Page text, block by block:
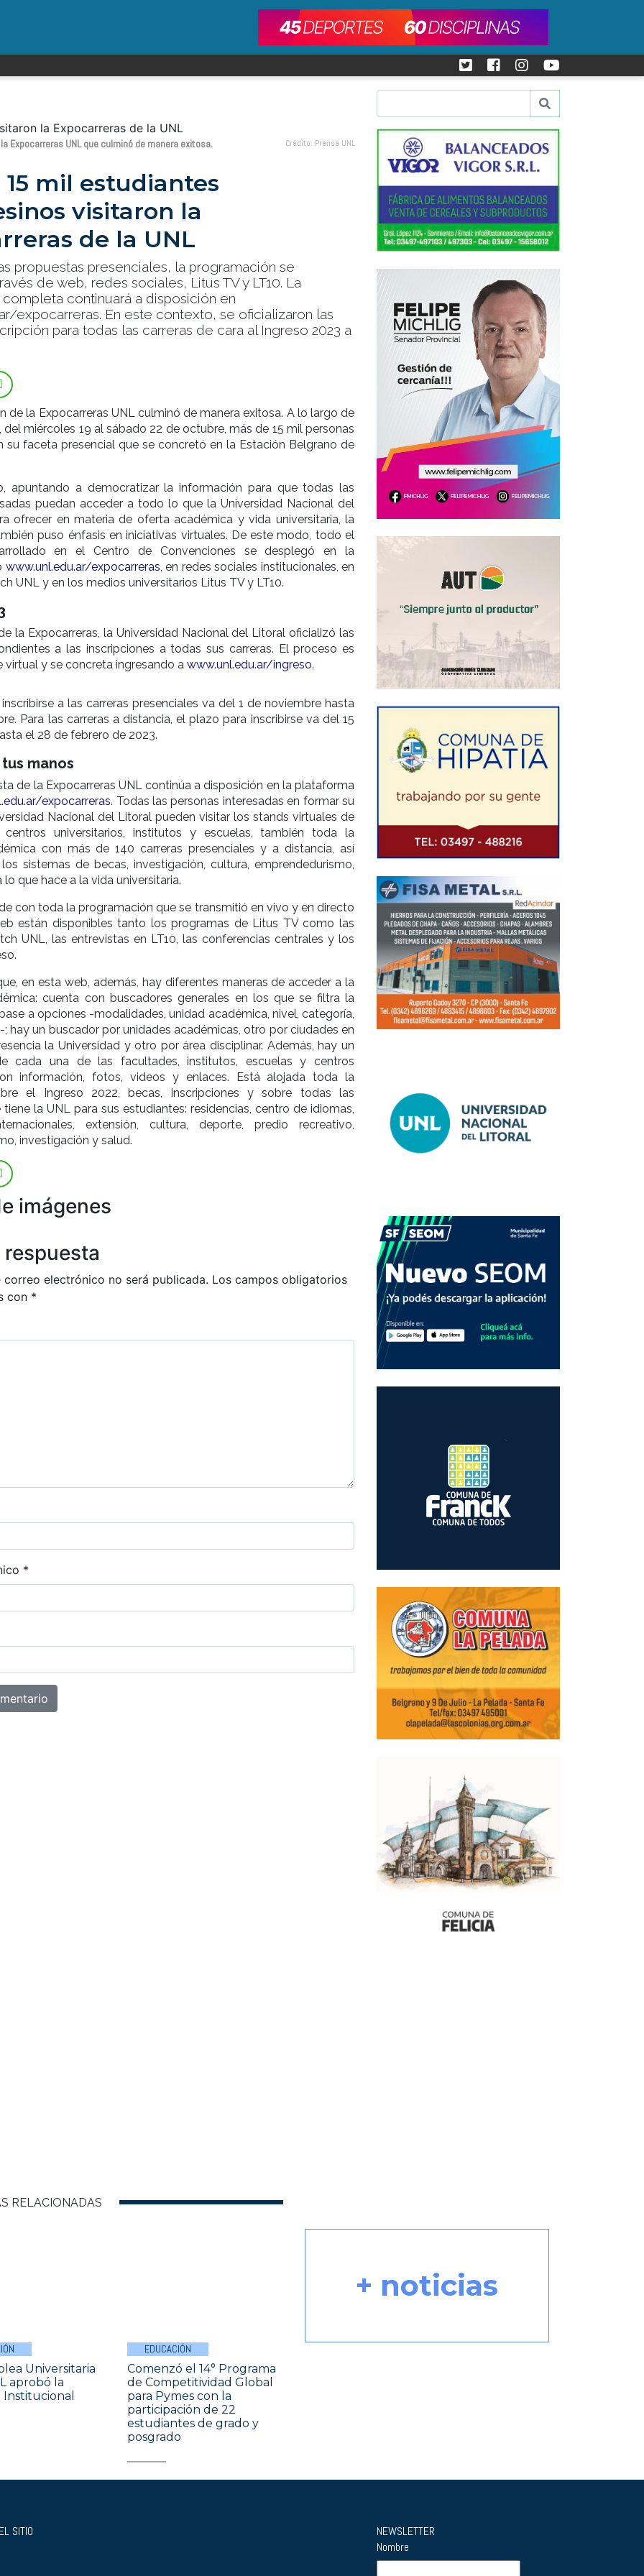
Expocarreras UNL que culminó de manera exitosa. Crédito: Prensa UNL
15 mil estudiantes
visitaron la
de la UNL
propuestas presenciales, la programación se
de web, redes sociales, Litus TV y LT10. La
continuará a disposición en
expocarreras. En este contexto, se oficializaron las
para todas las carreras de cara al Ingreso 2023 a
de la Expocarreras UNL culminó de manera exitosa. A lo largo de
del miércoles 19 al sábado 22 de octubre, más de 15 mil personas
su faceta presencial que se concretó en la Estación Belgrano de
apuntando a democratizar la información para que todas las
puedan acceder a todo lo que la Universidad Nacional del
ofrecer en materia de oferta académica y vida universitaria, la
puso énfasis en iniciativas virtuales. De este modo, todo el
en el Centro de Convenciones se desplegó en la
www.unl.edu.ar/expocarreras , en redes sociales institucionales, en
UNL y en los medios universitarios Litus TV y LT10.
la Expocarreras, la Universidad Nacional del Litoral oficializó las
a las inscripciones a todas sus carreras. El proceso es
y se concreta ingresando a www.unl.edu.ar/ingreso.
a las carreras presenciales va del 1 de noviembre hasta
Para las carreras a distancia, el plazo para inscribirse va del 15
el 28 de febrero de 2023.
manos
de la Expocarreras UNL continúa a disposición en la plataforma
expocarreras. Todas las personas interesadas en formar su
Nacional del Litoral pueden visitar los stands virtuales de
centros universitarios, institutos y escuelas, también toda la
con más de 140 carreras presenciales y a distancia, así
sistemas de becas, investigación, cultura, emprendedurismo,
que hace a la vida universitaria.
con toda la programación que se transmitió en vivo y en directo
están disponibles tanto los programas de Litus TV como las
UNL, las entrevistas en LT10, las conferencias centrales y los
en esta web, además, hay diferentes maneras de acceder a la
cuenta con buscadores generales en los que se filtra la
a opciones -modalidades, unidad académica, nivel, categoría,
hay un buscador por unidades académicas, otro por ciudades en
la Universidad y otro por área disciplinar. Además, hay un
cada una de las facultades, institutos, escuelas y centros
información, fotos, videos y enlaces. Está alojada toda la
el Ingreso 2022, becas, inscripciones y sobre todas las
la UNL para sus estudiantes: residencias, centro de idiomas,
extensión, cultura, deporte, predio recreativo,
investigación y salud.
imágenes
correo electrónico no será publicada. Los campos obligatorios
con *
*
RELACIONADAS
Universitaria
aprobó la
EDUCACIÓN
Comenzó el 14° Programa
de Competitividad Global
para Pymes con la
participación de 22
estudiantes de grado y
posgrado
+ noticias
SITIO
NEWSLETTER
Nombre